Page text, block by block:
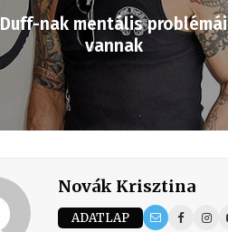
Duff-nak mentális problémái
vannak
Novák Krisztina
ADATLAP